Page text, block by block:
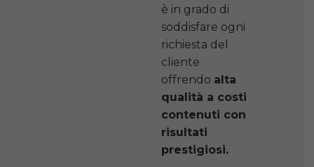
è in grado di
soddisfare ogni
richiesta del
cliente
offrendo alta
qualità a costi
contenuti con
risultati
prestigiosi.